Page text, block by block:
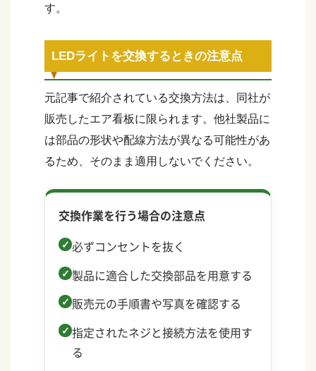
す。
LEDライトを交換するときの注意点
元記事で紹介されている交換方法は、同社が
販売したエア看板に限られます。他社製品に
は部品の形状や配線方法が異なる可能性があ
るため、そのまま適用しないでください。
交換作業を行う場合の注意点
必ずコンセントを抜く
製品に適合した交換部品を用意する
販売元の手順書や写真を確認する
指定されたネジと接続方法を使用す
る